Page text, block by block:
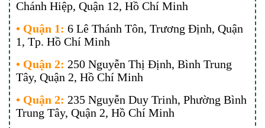
Chánh Hiệp, Quận 12, Hồ Chí Minh
• Quận 1: 6 Lê Thánh Tôn, Trương Định, Quận
1, Tp. Hồ Chí Minh
• Quận 2: 250 Nguyễn Thị Định, Bình Trung
Tây, Quận 2, Hồ Chí Minh
• Quận 2: 235 Nguyễn Duy Trinh, Phường Bình
Trung Tây, Quận 2, Hồ Chí Minh